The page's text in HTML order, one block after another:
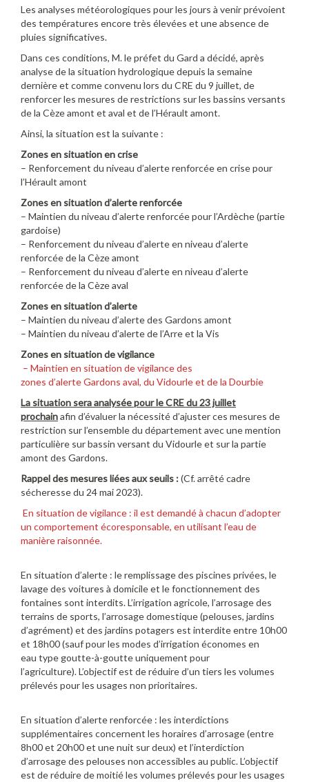
Les analyses météorologiques pour les jours à venir prévoient
des températures encore très élevées et une absence de
pluies significatives.
Dans ces conditions, M. le préfet du Gard a décidé, après
analyse de la situation hydrologique depuis la semaine
dernière et comme convenu lors du CRE du 9 juillet, de
renforcer les mesures de restrictions sur les bassins versants
de la Cèze amont et aval et de l’Hérault amont.
Ainsi, la situation est la suivante :
Zones en situation en crise
– Renforcement du niveau d’alerte renforcée en crise pour
l’Hérault amont
Zones en situation d’alerte renforcée
– Maintien du niveau d’alerte renforcée pour l’Ardèche (partie
gardoise)
– Renforcement du niveau d’alerte en niveau d’alerte
renforcée de la Cèze amont
– Renforcement du niveau d’alerte en niveau d’alerte
renforcée de la Cèze aval
Zones en situationd’alerte
– Maintien du niveau d’alerte des Gardons amont
– Maintien du niveau d’alerte de l’Arre et la Vis
Zones en situation de vigilance
– Maintien en situation de vigilance des
zones d’alerte Gardons aval, du Vidourle et de la Dourbie
La situation sera analyséepour le CRE du 23 juillet
prochainafin d’évaluer la nécessité d’ajuster ces mesures de
restriction sur l’ensemble du département avec une mention
particulière sur bassin versant du Vidourle et sur la partie
amont des Gardons.
Rappel des mesures liées aux seuils :(Cf. arrêté cadre
sécheresse du 24 mai 2023).
En situation de vigilance : il est demandé à chacun d’adopter
un comportement écoresponsable, en utilisant l’eau de
manière raisonnée.
En situation d’alerte : le remplissage des piscines privées, le
lavage des voitures à domicile et le fonctionnement des
fontaines sont interdits. L’irrigation agricole, l’arrosage des
terrains de sports, l’arrosage domestique (pelouses, jardins
d’agrément) et des jardins potagers est interdite entre 10h00
et 18h00 (sauf pour les modes d’irrigation économes en
eau type goutte-à-goutte uniquement pour
l’agriculture). L’objectif est de réduire d’un tiers les volumes
prélevés pour les usages non prioritaires.
En situation d’alerte renforcée : les interdictions
supplémentaires concernent les horaires d’arrosage (entre
8h00 et 20h00 et une nuit sur deux) et l’interdiction
d’arrosage des pelouses non accessibles au public. L’objectif
est de réduire de moitié les volumes prélevés pour les usages